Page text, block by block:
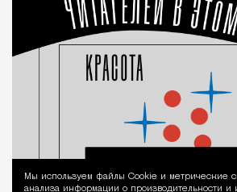
Мы используем файлы Сookie и метрические
анализа информации о производительности и